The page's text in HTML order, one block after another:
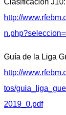
Clasificación J10:
http://
Guía de la Liga
http://
tos/
2019_0.pdf